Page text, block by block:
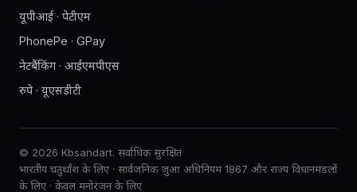
यूपीआई · पेटीएम
PhonePe · GPay
नेटबैंकिंग · आईएमपीएस
रुपे · यूएसडीटी
© 2026 Kbsandart. सर्वाधिक सुरक्षित
भारतीय चतुर्थांश के लिए · सार्वजनिक जुआ अधिनियम 1867 और राज्य विधानमंडलों
के लिए · केवल मनोरंजन के लिए